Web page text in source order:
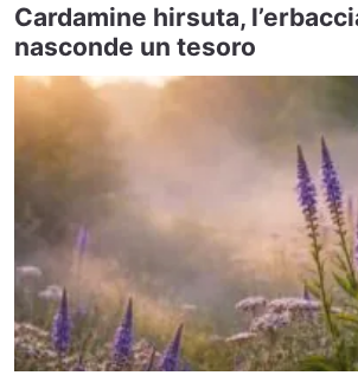
Cardamine hirsuta,
nasconde un tesoro